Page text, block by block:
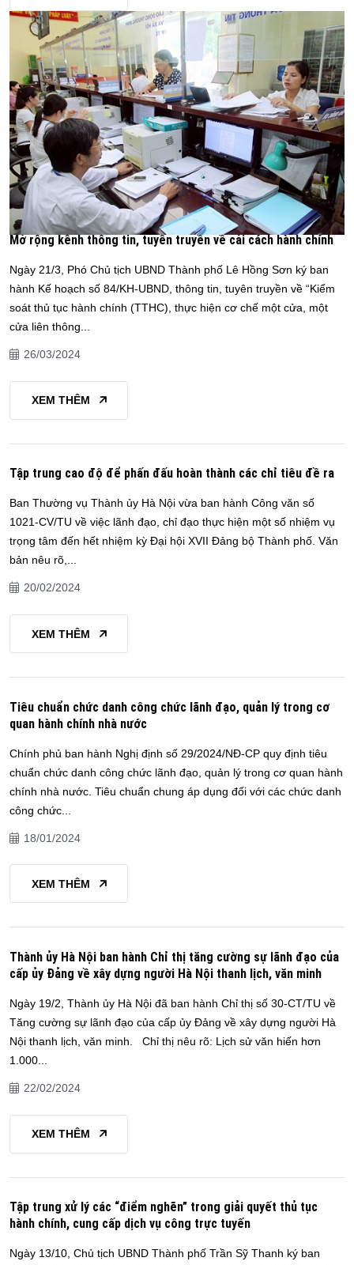
Mở rộng kênh thông tin, tuyên truyền về cải cách hành chính
Ngày 21/3, Phó Chủ tịch UBND Thành phố Lê Hồng Sơn ký ban
hành Kế hoạch số 84/KH-UBND, thông tin, tuyên truyền về “Kiểm
soát thủ tục hành chính (TTHC), thực hiện cơ chế một cửa, một
cửa liên thông...
26/03/2024
XEM THÊM
Tập trung cao độ để phấn đấu hoàn thành các chỉ tiêu đề ra
Ban Thường vụ Thành ủy Hà Nội vừa ban hành Công văn số
1021-CV/TU về việc lãnh đạo, chỉ đạo thực hiện một số nhiệm vụ
trọng tâm đến hết nhiệm kỳ Đại hội XVII Đảng bộ Thành phố. Văn
bản nêu rõ,...
20/02/2024
XEM THÊM
Tiêu chuẩn chức danh công chức lãnh đạo, quản lý trong cơ
quan hành chính nhà nước
Chính phủ ban hành Nghị định số 29/2024/NĐ-CP quy định tiêu
chuẩn chức danh công chức lãnh đạo, quản lý trong cơ quan hành
chính nhà nước. Tiêu chuẩn chung áp dụng đối với các chức danh
công chức...
18/01/2024
XEM THÊM
Thành ủy Hà Nội ban hành Chỉ thị tăng cường sự lãnh đạo của
cấp ủy Đảng về xây dựng người Hà Nội thanh lịch, văn minh
Ngày 19/2, Thành ủy Hà Nội đã ban hành Chỉ thị số 30-CT/TU về
Tăng cường sự lãnh đạo của cấp ủy Đảng về xây dựng người Hà
Nội thanh lịch, văn minh. Chỉ thị nêu rõ: Lịch sử văn hiến hơn
1.000...
22/02/2024
XEM THÊM
Tập trung xử lý các “điểm nghẽn” trong giải quyết thủ tục
hành chính, cung cấp dịch vụ công trực tuyến
Ngày 13/10, Chủ tịch UBND Thành phố Trần Sỹ Thanh ký ban